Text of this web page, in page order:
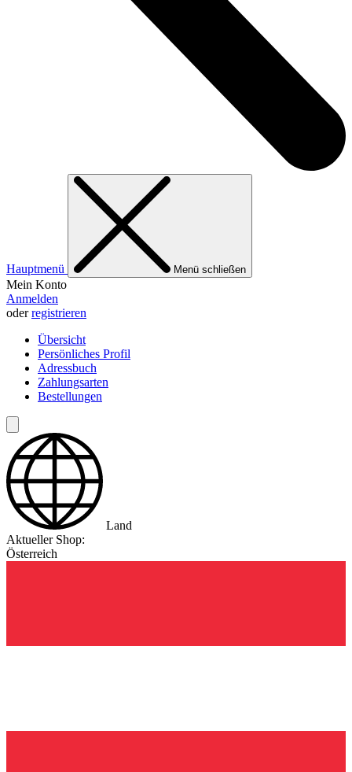
Hauptmenü Menü schließen
Mein Konto
Anmelden
oderregistrieren
Übersicht
Persönliches Profil
Adressbuch
Zahlungsarten
Bestellungen
Land
Aktueller Shop:
Österreich